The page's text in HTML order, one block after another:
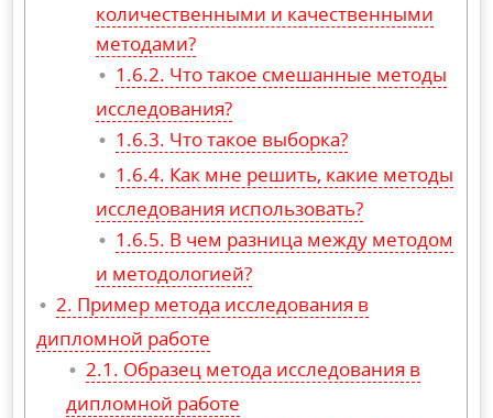
количественными и качественными
методами?
Что такое смешанные методы
исследования?
Что такое выборка?
Как мне решить, какие методы
исследования использовать?
В чем разница между методом
и методологией?
Пример метода исследования в
дипломной работе
Образец метода исследования в
дипломной работе